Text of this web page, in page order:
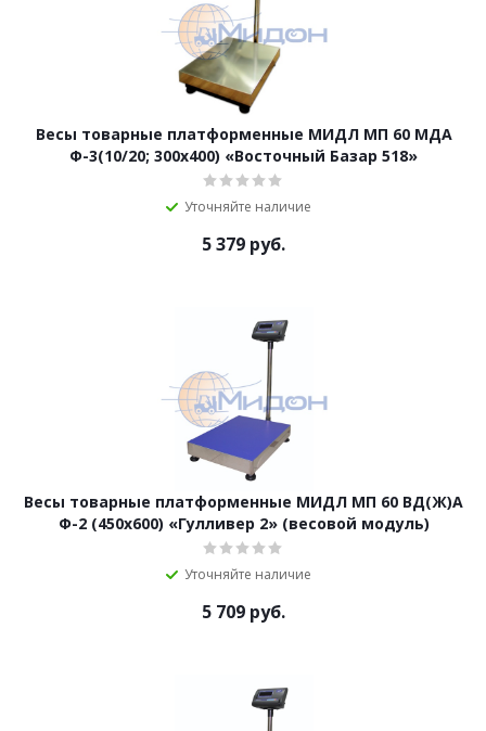
Весы товарные платформенные МИДЛ МП 60 МДА
Ф-3(10/20; 300х400) «Восточный Базар 518»
Уточняйте наличие
5 379 руб.
Весы товарные платформенные МИДЛ МП 60 ВД(Ж)А
Ф-2 (450х600) «Гулливер 2» (весовой модуль)
Уточняйте наличие
5 709 руб.